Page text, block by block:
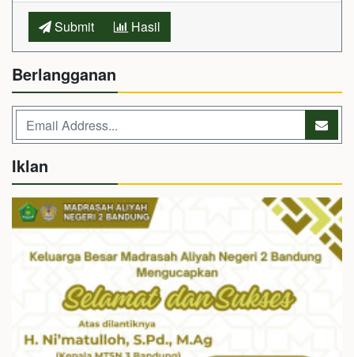
Submit Hasil
Berlangganan
Iklan